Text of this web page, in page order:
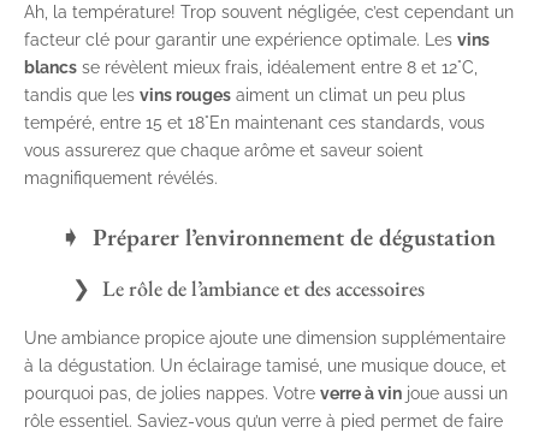
Ah, la température! Trop souvent négligée, c’est cependant un
facteur clé pour garantir une expérience optimale. Les vins
blancs se révèlent mieux frais, idéalement entre 8 et 12°C,
tandis que les vins rouges aiment un climat un peu plus
tempéré, entre 15 et 18°En maintenant ces standards, vous
vous assurerez que chaque arôme et saveur soient
magnifiquement révélés.
Préparer l’environnement de dégustation
Le rôle de l’ambiance et des accessoires
Une ambiance propice ajoute une dimension supplémentaire
à la dégustation. Un éclairage tamisé, une musique douce, et
pourquoi pas, de jolies nappes. Votre verre à vin joue aussi un
rôle essentiel. Saviez-vous qu’un verre à pied permet de faire